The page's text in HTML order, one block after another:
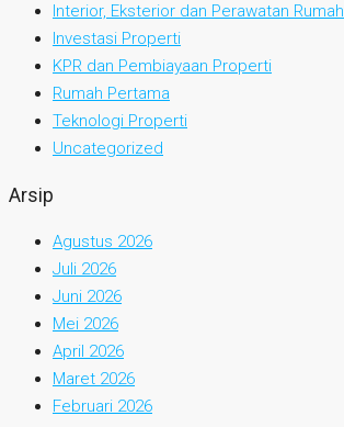
Interior, Eksterior dan Perawatan Rumah
Investasi Properti
KPR dan Pembiayaan Properti
Rumah Pertama
Teknologi Properti
Uncategorized
Arsip
Agustus 2026
Juli 2026
Juni 2026
Mei 2026
April 2026
Maret 2026
Februari 2026